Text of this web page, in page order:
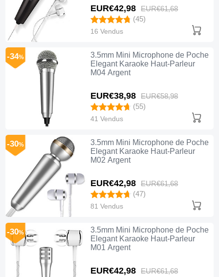
EUR€42,98 EUR€61,68
(45)
16 Vendus
3.5mm Mini Microphone de Poche
Elegant Karaoke Haut-Parleur
M04 Argent
EUR€38,98 EUR€58,98
-34%
(55)
41 Vendus
3.5mm Mini Microphone de Poche
Elegant Karaoke Haut-Parleur
M02 Argent
EUR€42,98 EUR€61,68
-30%
(47)
81 Vendus
3.5mm Mini Microphone de Poche
Elegant Karaoke Haut-Parleur
M01 Argent
EUR€42,98 EUR€61,68
-30%